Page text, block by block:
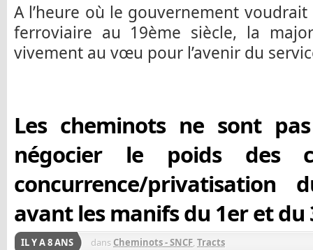
A l’heure où le gouvernement
ferroviaire au 19ème siècle, la
vivement au vœu pour l’avenir du
Les cheminots ne sont
négocier le poids des
concurrence/
avant les manifs du 1er et du
IL Y A 8 ANS dans Cheminots - SNCF, Tracts